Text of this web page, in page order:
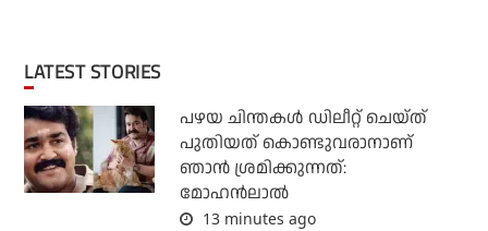
LATEST STORIES
പഴയ ചിന്തകള്‍ ഡിലീറ്റ് ചെയ്ത്
പുതിയത് കൊണ്ടുവരാനാണ്
ഞാന്‍ ശ്രമിക്കുന്നത്:
മോഹന്‍ലാല്‍
13 minutes ago